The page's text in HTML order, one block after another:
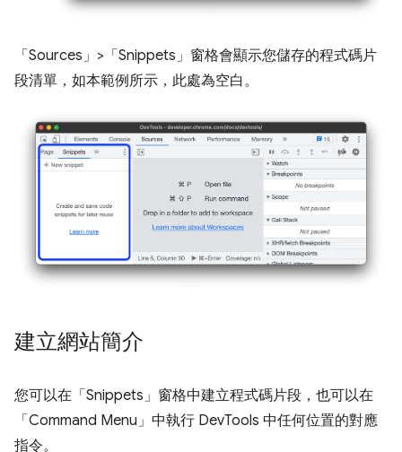
「Sources」 > 「Snippets」 窗格會顯示您儲存的程式碼片
段清單，如本範例所示，此處為空白。
建立網站簡介
您可以在「Snippets」 窗格中建立程式碼片段，也可以在
「Command Menu」 中執行 DevTools 中任何位置的對應
指令。